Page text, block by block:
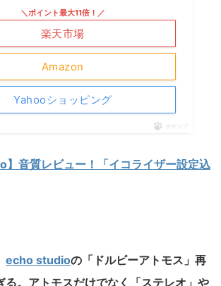
Amazon
＼ポイント最大11倍！／
楽天市場
Yahooショッピング
ポチップ
音質レビュー！「イコライザー設定込
echo studioの「ドルビーアトモス」再
る。アトモスだけでなく「ステレオ」や